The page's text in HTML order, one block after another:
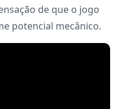
de que o jogo
potencial mecânico.